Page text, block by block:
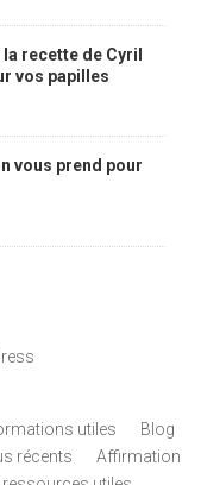
recette de Cyril
vos papilles
vous prend pour
utiles
Blog
récents
Affirmation